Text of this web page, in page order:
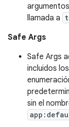
llamada a
Safe Args
Safe Args
incluidos
sin el